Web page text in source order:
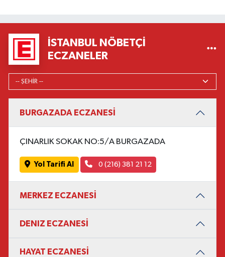
İSTANBUL NÖBETÇI
ECZANELER
BURGAZADA ECZANESİ
ÇINARLIK SOKAK NO:5/A BURGAZADA
Yol Tarifi Al 0 (216) 381 21 12
MERKEZ ECZANESİ
DENIZ ECZANESİ
HAYAT ECZANESİ